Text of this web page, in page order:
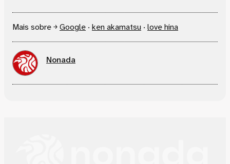
Mais sobre ￫Google · ken akamatsu · love hina
Nonada